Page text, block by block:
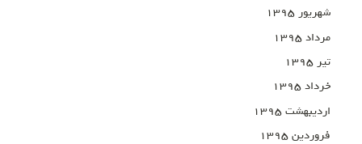
شهریور ۱۳۹۵
مرداد ۱۳۹۵
تیر ۱۳۹۵
خرداد ۱۳۹۵
اردیبهشت ۱۳۹۵
فروردین ۱۳۹۵